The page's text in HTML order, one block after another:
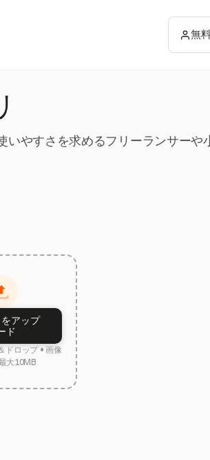
無
やすさを求めるフリーランサーや
アップ
ド
ドロップ • 画像
大10MB